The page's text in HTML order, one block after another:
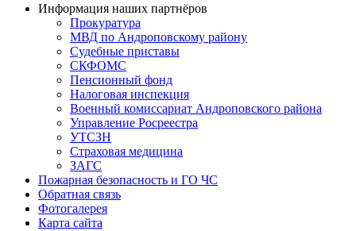
Информация наших партнёров
Прокуратура
МВД по Андроповскому району
Судебные приставы
СКФОМС
Пенсионный фонд
Налоговая инспекция
Военный комиссариат Андроповского района
Управление Росреестра
УТСЗН
Страховая медицина
ЗАГС
Пожарная безопасность и ГО ЧС
Обратная связь
Фотогалерея
Карта сайта